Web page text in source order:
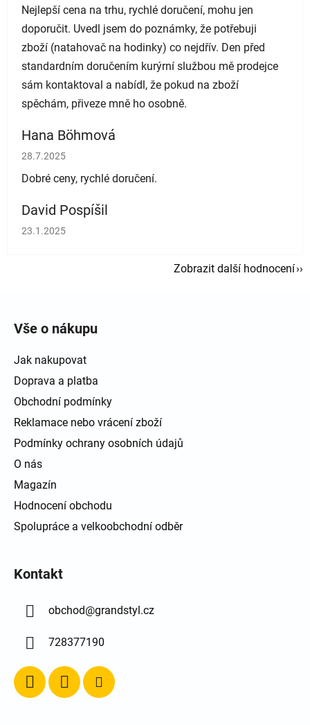
Nejlepší cena na trhu, rychlé doručení, mohu jen
doporučit. Uvedl jsem do poznámky, že potřebuji
zboží (natahovač na hodinky) co nejdřív. Den před
standardním doručením kurýrní službou mě prodejce
sám kontaktoval a nabídl, že pokud na zboží
spěchám, přiveze mně ho osobně.
Hana Böhmová
Hodnocení obchodu je 5 z 5 hvězdiček.
28.7.2025
Dobré ceny, rychlé doručení.
David Pospíšil
Hodnocení obchodu je 5 z 5 hvězdiček.
23.1.2025
Zobrazit další hodnocení
Vše o nákupu
Jak nakupovat
Doprava a platba
Obchodní podmínky
Reklamace nebo vrácení zboží
Podmínky ochrany osobních údajů
O nás
Magazín
Hodnocení obchodu
Spolupráce a velkoobchodní odběr
Kontakt
obchod@grandstyl.cz
728377190